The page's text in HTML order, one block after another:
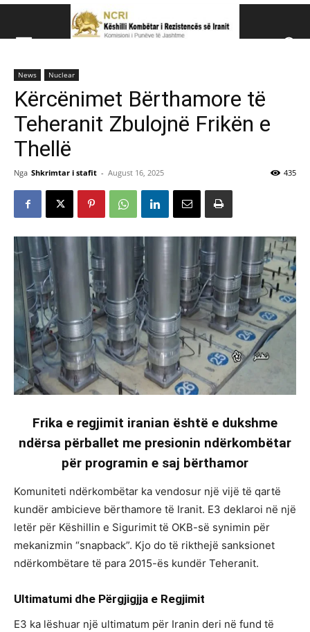
Këshillit Kombëtar të Rezistencës së Iranit (NCRI)
News Nuclear
Kërcënimet Bërthamore të
Teheranit Zbulojnë Frikën e
Thellë
Nga Shkrimtar i stafit - August 16, 2025 435
Frika e regjimit iranian është e dukshme
ndërsa përballet me presionin ndërkombëtar
për programin e saj bërthamor
Komuniteti ndërkombëtar ka vendosur një vijë të qartë
kundër ambicieve bërthamore të Iranit. E3 deklaroi në një
letër për Këshillin e Sigurimit të OKB-së synimin për
mekanizmin “snapback”. Kjo do të rikthejë sanksionet
ndërkombëtare të para 2015-ës kundër Teheranit.
Ultimatumi dhe Përgjigjja e Regjimit
E3 ka lëshuar një ultimatum për Iranin deri në fund të